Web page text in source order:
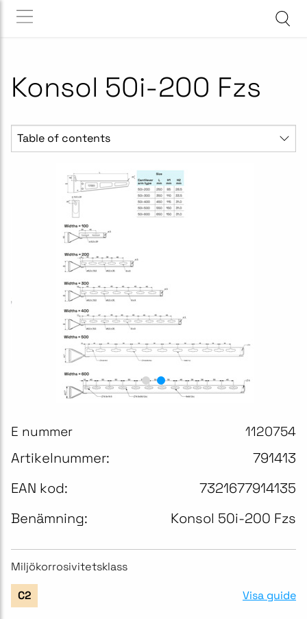
Konsol 50i-200 Fzs
Table of contents
E nummer 1120754
Artikelnummer:
791413
EAN kod:
7321677914135
Benämning:
Konsol 50i-200 Fzs
Miljökorrosivitetsklass
C2 Visa guide